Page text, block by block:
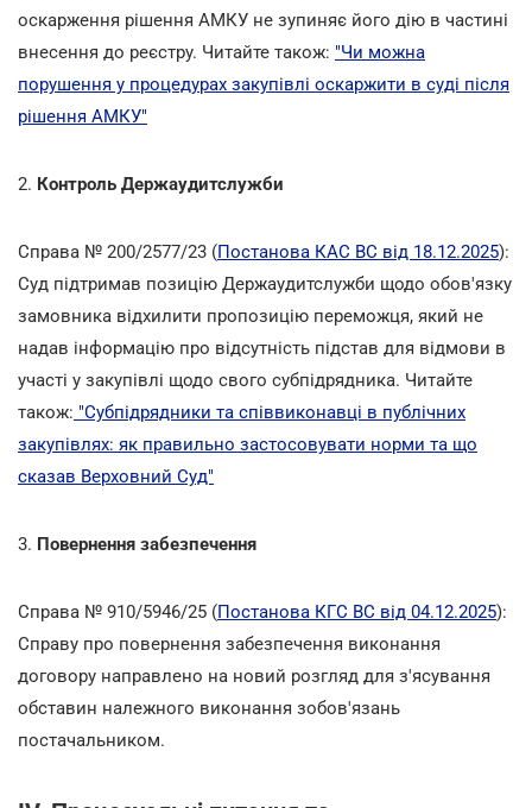
оскарження рішення АМКУ не зупиняє його дію в частині
внесення до реєстру. Читайте також: "Чи можна
порушення у процедурах закупівлі оскаржити в суді після
рішення АМКУ"
2. Контроль Держаудитслужби
Справа № 200/2577/23 (Постанова КАС ВС від 18.12.2025):
Суд підтримав позицію Держаудитслужби щодо обов'язку
замовника відхилити пропозицію переможця, який не
надав інформацію про відсутність підстав для відмови в
участі у закупівлі щодо свого субпідрядника. Читайте
також: "Субпідрядники та співвиконавці в публічних
закупівлях: як правильно застосовувати норми та що
сказав Верховний Суд"
3. Повернення забезпечення
Справа № 910/5946/25 (Постанова КГС ВС від 04.12.2025):
Справу про повернення забезпечення виконання
договору направлено на новий розгляд для з'ясування
обставин належного виконання зобов'язань
постачальником.